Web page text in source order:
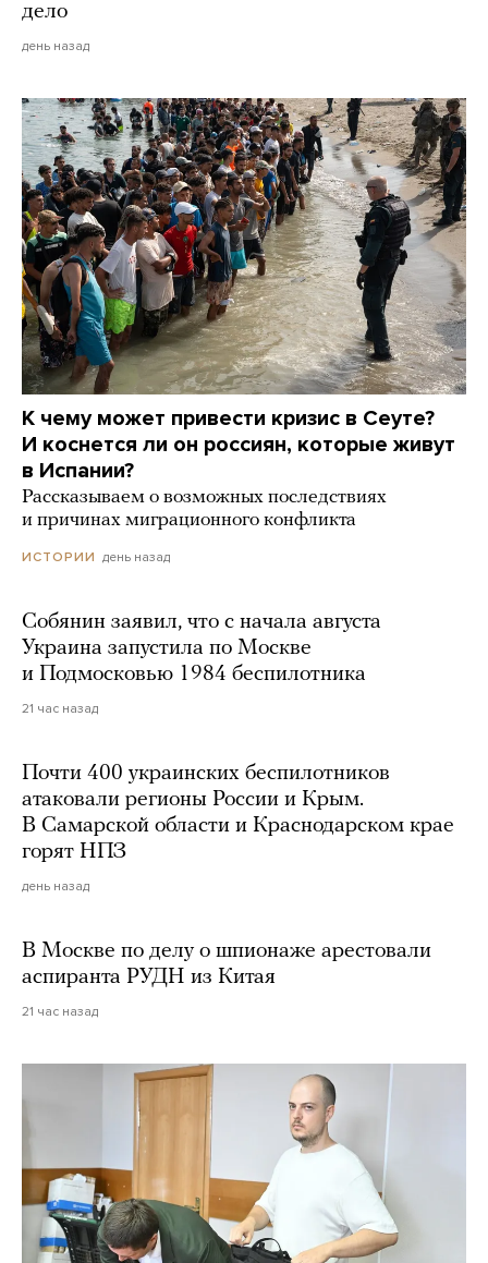
дело
день назад
К чему может привести кризис в Сеуте?
И коснется ли он россиян, которые живут
в Испании?
Рассказываем о возможных последствиях
и причинах миграционного конфликта
ИСТОРИИ день назад
Собянин заявил, что с начала августа
Украина запустила по Москве
и Подмосковью 1984 беспилотника
21 час назад
Почти 400 украинских беспилотников
атаковали регионы России и Крым.
В Самарской области и Краснодарском крае
горят НПЗ
день назад
В Москве по делу о шпионаже арестовали
аспиранта РУДН из Китая
21 час назад